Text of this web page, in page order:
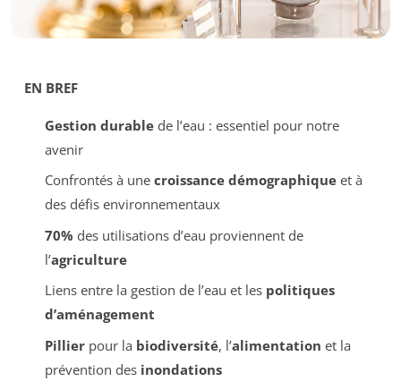
EN BREF
Gestion durablede l’eau : essentiel pour notre
avenir
Confrontés à une croissance démographiqueet à
des défis environnementaux
70% des utilisations d’eau proviennent de
l’agriculture
Liens entre la gestion de l’eau et les politiques
d’aménagement
Pillierpour la biodiversité, l’alimentation et la
prévention des inondations